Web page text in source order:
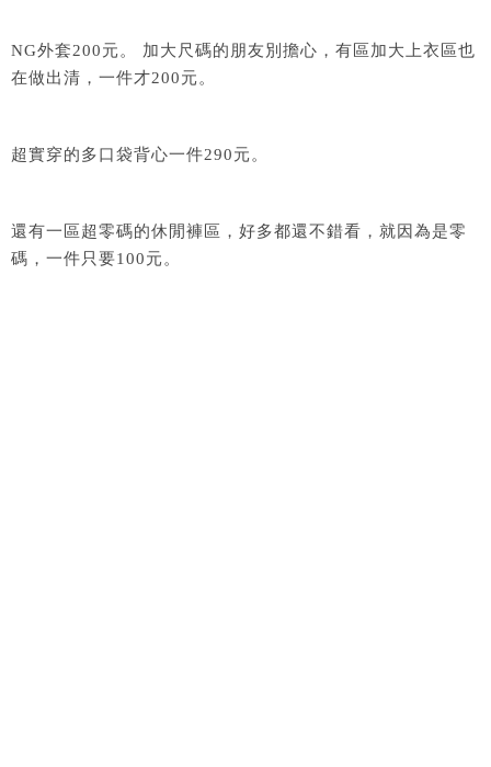
NG外套200元。 加大尺碼的朋友別擔心，有區加大上衣區也
在做出清，一件才200元。
超實穿的多口袋背心一件290元。
還有一區超零碼的休閒褲區，好多都還不錯看，就因為是零
碼，一件只要100元。